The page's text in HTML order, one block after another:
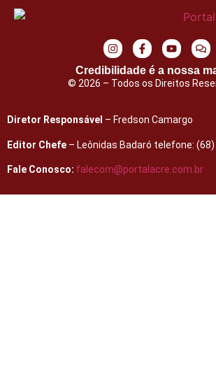
Credibilidade é a nossa
© 2026 – Todos os Direitos
Diretor Responsável – Fredson Camargo
Editor Chefe – Leônidas Badaró telefone:
Fale Conosco: falecom@portalacre.com.br